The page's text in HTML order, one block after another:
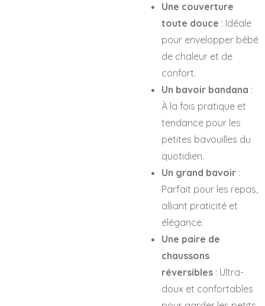
Une couverture
toute douce : Idéale
pour envelopper bébé
de chaleur et de
confort.
Un bavoir bandana :
À la fois pratique et
tendance pour les
petites bavouilles du
quotidien.
Un grand bavoir :
Parfait pour les repas,
alliant praticité et
élégance.
Une paire de
chaussons
réversibles : Ultra-
doux et confortables